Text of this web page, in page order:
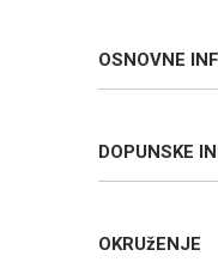
OSNOVNE
DOPUNSKE
OKRUžENJE